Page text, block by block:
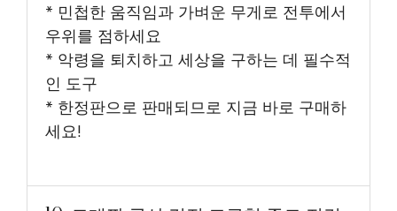
* 민첩한 움직임과 가벼운 무게로 전투에서
우위를 점하세요
* 악령을 퇴치하고 세상을 구하는 데 필수적
인 도구
* 한정판으로 판매되므로 지금 바로 구매하
세요!